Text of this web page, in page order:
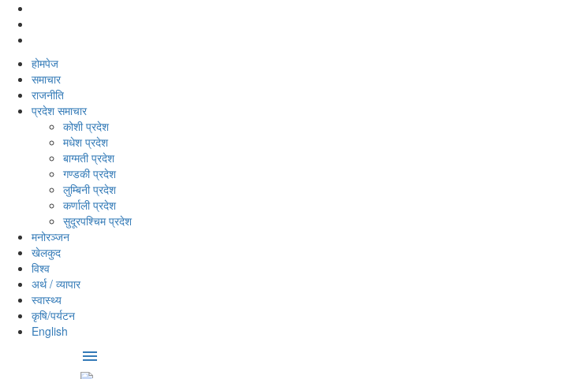
होमपेज
समाचार
राजनीति
प्रदेश समाचार
कोशी प्रदेश
मधेश प्रदेश
बाग्मती प्रदेश
गण्डकी प्रदेश
लुम्बिनी प्रदेश
कर्णाली प्रदेश
सुदूरपश्‍चिम प्रदेश
मनोरञ्‍जन
खेलकुद
विश्‍व
अर्थ / व्यापार
स्वास्थ्य
कृषि/पर्यटन
English
menu